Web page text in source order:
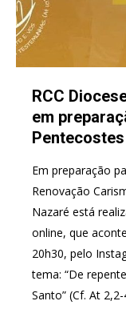
RCC
em
Pentecostes
Em preparação
Renovação
Nazaré está
online, que
20h30, pelo
tema: “De
Santo” (Cf. At